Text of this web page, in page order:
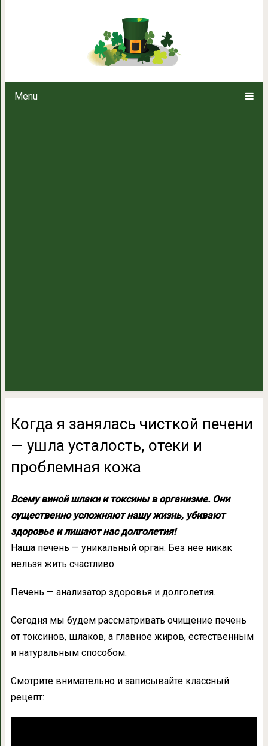
Menu
Когда я занялась чисткой
Когда я занялась чисткой печени
— ушла усталость, отеки и
проблемная кожа
Всему виной шлаки и токсины в организме. Они
существенно усложняют нашу жизнь, убивают
здоровье и лишают нас долголетия!
Наша печень — уникальный орган. Без нее никак
нельзя жить счастливо.
Печень — анализатор здоровья и долголетия.
Сегодня мы будем рассматривать очищение печень
от токсинов, шлаков, а главное жиров, естественным
и натуральным способом.
Смотрите внимательно и записывайте классный
рецепт: